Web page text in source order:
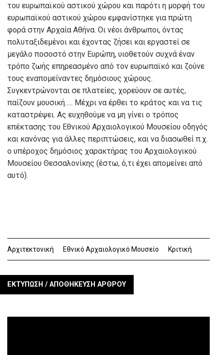
του ευρωπαϊκού αστικού χώρου και παρότι η μορφή του
ευρωπαϊκού αστικού χώρου εμφανίστηκε για πρώτη
φορά στην Αρχαία Αθήνα. Οι νέοι άνθρωποι, όντας
πολυταξιδεμένοι και έχοντας ζήσει και εργαστεί σε
μεγάλο ποσοστό στην Ευρώπη, υιοθετούν συχνά έναν
τρόπο ζωής επηρεασμένο από τον ευρωπαϊκό και ζούνε
τους εναπομείναντες δημόσιους χώρους.
Συγκεντρώνονται σε πλατείες, χορεύουν σε αυτές,
παίζουν μουσική….. Μέχρι να έρθει το κράτος και να τις
καταστρέψει. Ας ευχηθούμε να μη γίνει ο τρόπος
επέκτασης του Εθνικού Αρχαιολογικού Μουσείου οδηγός
και κανόνας για άλλες περιπτώσεις, και να διασωθεί π.χ.
ο υπέροχος δημόσιος χαρακτήρας του Αρχαιολογικού
Μουσείου Θεσσαλονίκης (έστω, ό,τι έχει απομείνει από
αυτό).
Αρχιτεκτονική Εθνικό Αρχαιολογικό Μουσείο Κριτική
ΕΚΤΥΠΩΣΗ / ΑΠΟΘΗΚΕΥΣΗ ΑΡΘΡΟΥ